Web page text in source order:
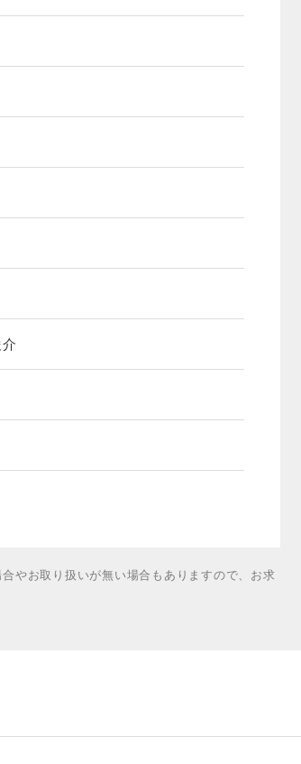
やお取り扱いが無い場合もありますので、お求